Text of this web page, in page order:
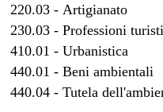
220.03 -Artigianato
230.03 -Professioni
410.01 -Urbanistica
440.01 -Beni ambientali
440.04 -Tutela